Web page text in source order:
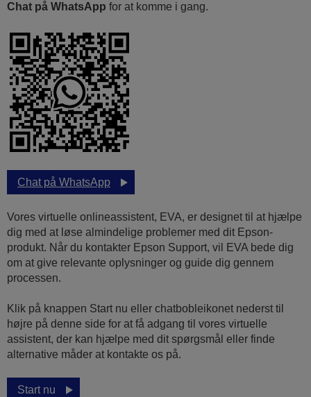
Chat på WhatsApp for at komme i gang.
Chat på WhatsApp
Vores virtuelle onlineassistent, EVA, er designet til at hjælpe
dig med at løse almindelige problemer med dit Epson-
produkt. Når du kontakter Epson Support, vil EVA bede dig
om at give relevante oplysninger og guide dig gennem
processen.
Klik på knappen Start nu eller chatbobleikonet nederst til
højre på denne side for at få adgang til vores virtuelle
assistent, der kan hjælpe med dit spørgsmål eller finde
alternative måder at kontakte os på.
Start nu